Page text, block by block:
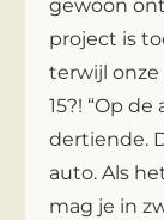
gewoon
project is
terwijl onze
15?! “Op
dertiende.
auto. Als
mag je in